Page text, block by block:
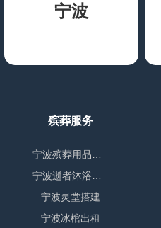
宁波
殡葬服务
宁波灵堂搭建
宁波冰棺出租